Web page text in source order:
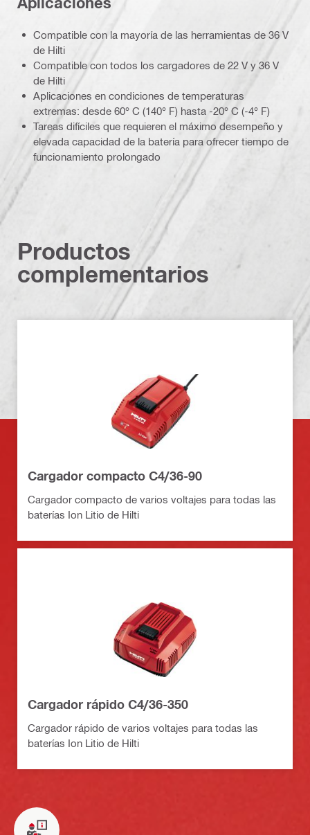
Compatible con la mayoría de las herramientas de 36 V
de Hilti
Compatible con todos los cargadores de 22 V y 36 V
de Hilti
Aplicaciones en condiciones de temperaturas
extremas: desde 60° C (140° F) hasta -20° C (-4° F)
Tareas difíciles que requieren el máximo desempeño y
elevada capacidad de la batería para ofrecer tiempo de
funcionamiento prolongado
Productos
complementarios
Cargador compacto C4/36-90
Cargador compacto de varios voltajes para todas las
baterías Ion Litio de Hilti
Cargador rápido C4/36-350
Cargador rápido de varios voltajes para todas las
baterías Ion Litio de Hilti